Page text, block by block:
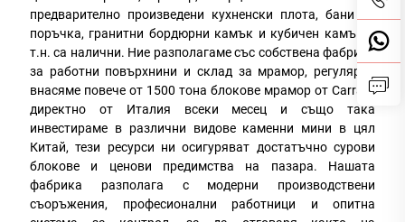
предварително произведени кухненски плота, бани за
поръчка, гранитни бордюрни камък и кубичен камък и
т.н. са налични. Ние разполагаме със собствена фабрика
за работни повърхнини и склад за мрамор, регулярно
внасяме повече от 1500 тона блокове мрамор от Carrara
директно от Италия всеки месец и също така
инвестираме в различни видове каменни мини в цял
Китай, тези ресурси ни осигуряват достатъчно сурови
блокове и ценови предимства на пазара. Нашата
фабрика разполага с модерни производствени
съоръжения, професионални работници и опитна